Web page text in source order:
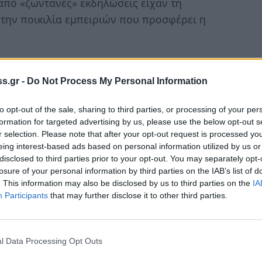
- Do Not Process My Personal Information
opt-out of the sale, sharing to third parties, or processing of your
for targeted advertising by us, please use the below opt-out
selection. Please note that after your opt-out request is processed
interest-based ads based on personal information utilized by us
to third parties prior to your opt-out. You may separately
of your personal information by third parties on the IAB’s list of
This information may also be disclosed by us to third parties on the
Participants that may further disclose it to other third parties.
Data Processing Opt Outs
«ζωντανές» εκδηλώσεις είχαν τη
ποικιλία εμπειριών που προσφέρει η
χρώματα έκαναν τη διαφορά.
προσέφεραν ένα ιδανικό περιβάλλον
Με απλά λόγια, ήταν μια πρώτη ματιά στο
ψηλά βουνά, μοναδικές
ακτινοβολίας, χαμογελαστοί και ευγενικοί
παζλ.
θεματικού πάρκου προσκλήθηκαν
ελληνική παραλία, παρακολουθώντας
τοποθεσιών, νησιών και
παίζοντας beach soccer,